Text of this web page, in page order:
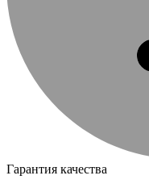
Гарантия качества